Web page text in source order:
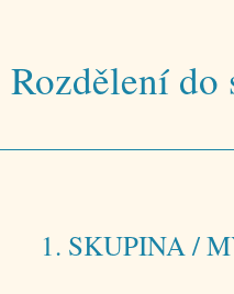
Rozdělení do
1. SKUPINA /